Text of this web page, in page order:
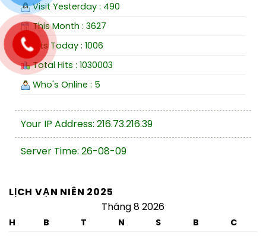
Visit Yesterday : 490
This Month : 3627
Hits Today : 1006
Total Hits : 1030003
Who's Online : 5
Your IP Address: 216.73.216.39
Server Time: 26-08-09
LỊCH VẠN NIÊN 2025
Tháng 8 2026
H B T N S B
C